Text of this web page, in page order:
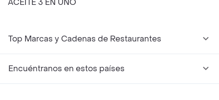
ACEITE 3 EN UNO
Top Marcas y Cadenas de Restaurantes
Encuéntranos en estos países